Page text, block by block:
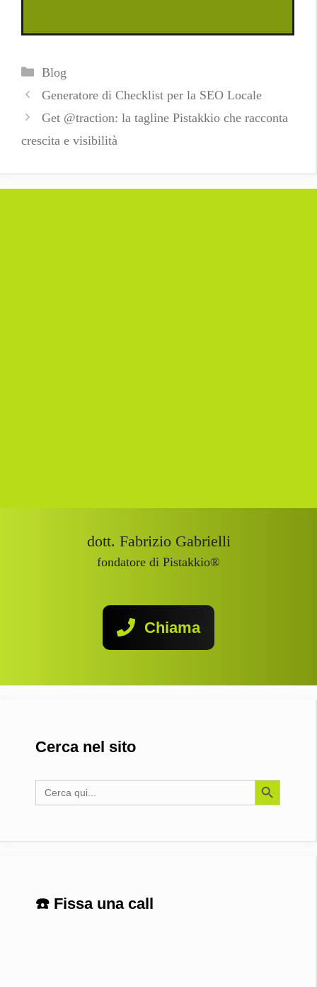
Categorie
Blog
Generatore di Checklist per la SEO Locale
Get @traction: la tagline Pistakkio che racconta
crescita e visibilità
dott. Fabrizio Gabrielli
fondatore di Pistakkio®
Chiama
Cerca nel sito
Search
for:
Search Button
☎️ Fissa una call